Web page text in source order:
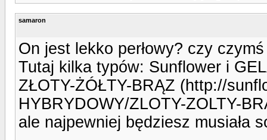
samaron
On jest lekko perłowy? czy
Tutaj kilka typów: Sunflower i
ZŁOTY-ŻÓŁTY-BRĄZ (http://
HYBRYDOWY/ZLOTY-ZOLTY-
ale najpewniej będziesz musiała